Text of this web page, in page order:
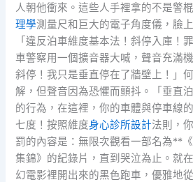
人朝他衝來。這些人手裡拿的不是警
理學測量尺和巨大的電子角度儀，臉
「違反泊車維度基本法！斜停入庫！
車警察用一個擴音器大喊，聲音充滿
斜停！我只是垂直停在了牆壁上！」
解，但聲音因為恐懼而顫抖。「垂直
的行為，在這裡，你的車體與停車
七度！按照維度身心診所設計法則，
罰的內容是：無限次觀看一部名為**
集錦》的紀錄片，直到哭泣為止。就
幻電影裡開出來的黑色跑車，優雅地